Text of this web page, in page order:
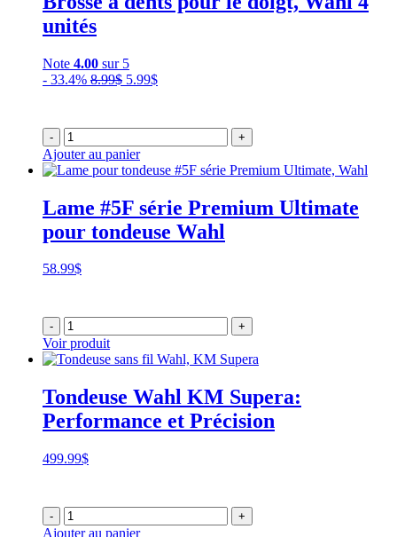
unités
Note 4.00 sur 5
- 33.4% 8.99$ Le
était :
8.99$.
5.99$Le
est :
5.99$.
- +
Ajouter au panier
Lame #5F série Premium Ultimate
pour tondeuse Wahl
58.99$
- +
Voir produit
Tondeuse Wahl KM Supera:
Performance et Précision
499.99$
- +
Ajouter au panier